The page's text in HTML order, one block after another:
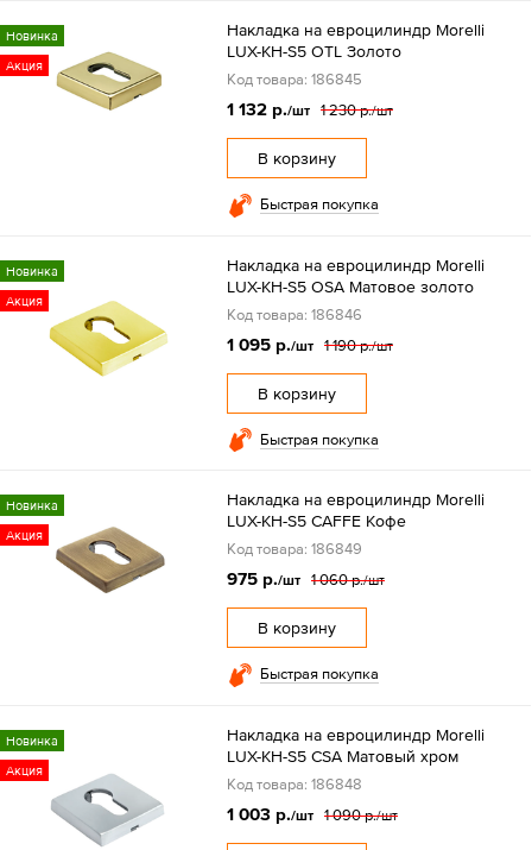
Новинка
Акция
Накладка на евроцилиндр Morelli
LUX-KH-S5 OTL Золото
Код товара: 186845
1 132 р./шт 1 230 р./шт
В корзину
Быстрая покупка
Новинка
Акция
Накладка на евроцилиндр Morelli
LUX-KH-S5 OSA Матовое золото
Код товара: 186846
1 095 р./шт 1 190 р./шт
В корзину
Быстрая покупка
Новинка
Акция
Накладка на евроцилиндр Morelli
LUX-KH-S5 CAFFE Кофе
Код товара: 186849
975 р./шт 1 060 р./шт
В корзину
Быстрая покупка
Новинка
Акция
Накладка на евроцилиндр Morelli
LUX-KH-S5 CSA Матовый хром
Код товара: 186848
1 003 р./шт 1 090 р./шт